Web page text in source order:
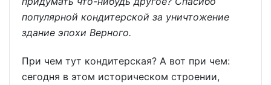
популярной кондитерской за уничтожение
здание эпохи Верного.
При чем тут кондитерская? А вот при чем:
сегодня в этом историческом строении,